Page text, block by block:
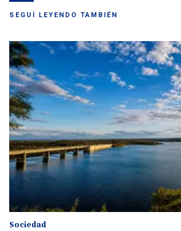
SEGUÍ LEYENDO TAMBIÉN
Sociedad